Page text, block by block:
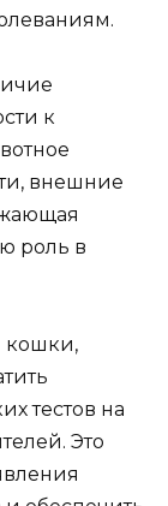
к
внешние
роль в
кошки,
тестов на
Это